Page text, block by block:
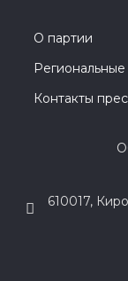
О партии
Контакты
610017,